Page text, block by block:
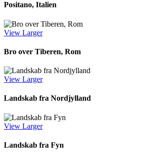
Positano, Italien
View Larger
Bro over Tiberen, Rom
View Larger
Landskab fra Nordjylland
View Larger
Landskab fra Fyn